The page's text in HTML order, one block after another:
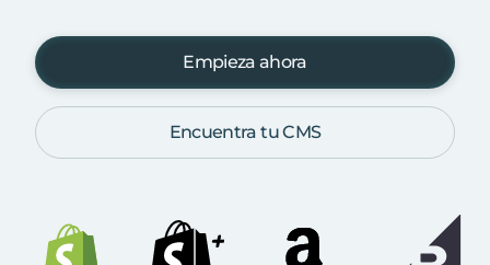
Empieza ahora
Encuentra tu CMS